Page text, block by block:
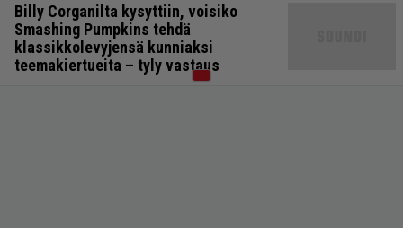
Billy Corganilta kysyttiin, voisiko
Smashing Pumpkins tehdä
klassikkolevyjensä kunniaksi
teemakiertueita – tyly vastaus